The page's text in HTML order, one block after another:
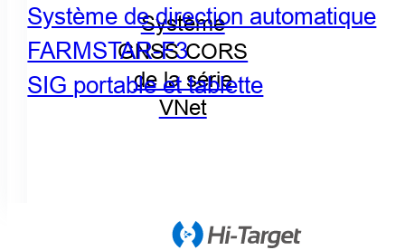
Système
GNSS CORS
de la série
VNet
Système de direction automatique
FARMSTAR-F3
SIG portable et tablette